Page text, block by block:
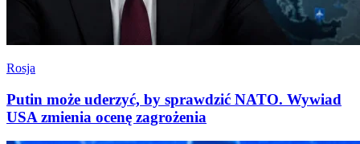
Rosja
Putin może uderzyć, by sprawdzić NATO. Wywiad
USA zmienia ocenę zagrożenia